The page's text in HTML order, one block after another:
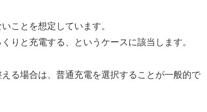
ことを想定しています。
りと充電する、というケースに該当します。
る場合は、普通充電を選択することが一般的で